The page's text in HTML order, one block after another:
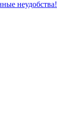
неудобства!